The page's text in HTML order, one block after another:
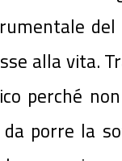
alla vita.
perché
porre la